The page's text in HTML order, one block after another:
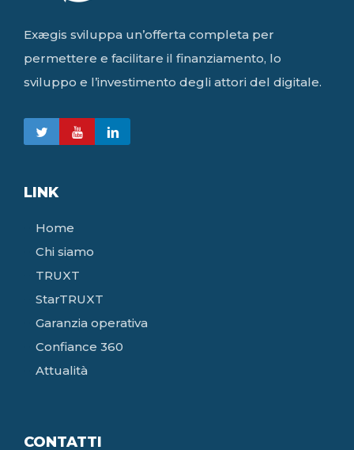
Exægis sviluppa un’offerta completa per
permettere e facilitare il finanziamento, lo
sviluppo e l’investimento degli attori del digitale.
LINK
Home
Chi siamo
TRUXT
StarTRUXT
Garanzia operativa
Confiance 360
Attualità
CONTATTI